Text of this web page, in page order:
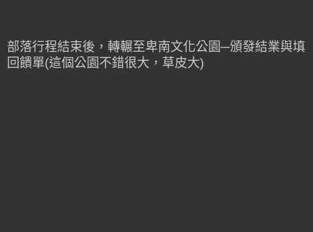
部落行程結束後，轉輾至卑南文化公園─頒發結業與填
回饋單(這個公園不錯很大，草皮大)